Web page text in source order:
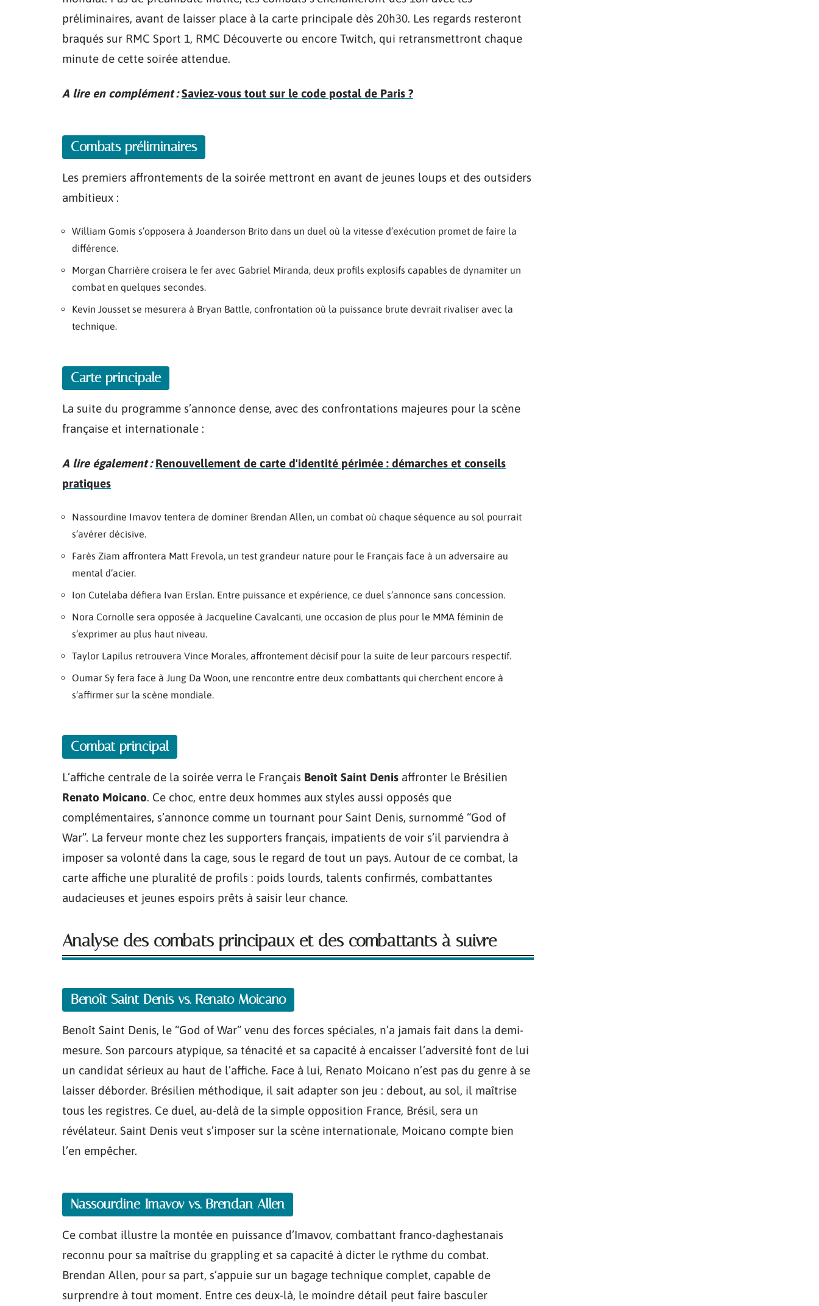
préliminaires, avant de laisser place à la carte principale dès 20h30. Les regards resteront
braqués sur RMC Sport 1, RMC Découverte ou encore Twitch, qui retransmettront chaque
minute de cette soirée attendue.
A lire en complément : Saviez-vous tout sur le code postal de Paris ?
Combats préliminaires
Les premiers affrontements de la soirée mettront en avant de jeunes loups et des outsiders
ambitieux :
William Gomis s’opposera à Joanderson Brito dans un duel où la vitesse d’exécution promet de faire la
différence.
Morgan Charrière croisera le fer avec Gabriel Miranda, deux profils explosifs capables de dynamiter un
combat en quelques secondes.
Kevin Jousset se mesurera à Bryan Battle, confrontation où la puissance brute devrait rivaliser avec la
technique.
Carte principale
La suite du programme s’annonce dense, avec des confrontations majeures pour la scène
française et internationale :
A lire également : Renouvellement de carte d'identité périmée : démarches et conseils
pratiques
Nassourdine Imavov tentera de dominer Brendan Allen, un combat où chaque séquence au sol pourrait
s’avérer décisive.
Farès Ziam affrontera Matt Frevola, un test grandeur nature pour le Français face à un adversaire au
mental d’acier.
Ion Cutelaba défiera Ivan Erslan. Entre puissance et expérience, ce duel s’annonce sans concession.
Nora Cornolle sera opposée à Jacqueline Cavalcanti, une occasion de plus pour le MMA féminin de
s’exprimer au plus haut niveau.
Taylor Lapilus retrouvera Vince Morales, affrontement décisif pour la suite de leur parcours respectif.
Oumar Sy fera face à Jung Da Woon, une rencontre entre deux combattants qui cherchent encore à
s’affirmer sur la scène mondiale.
Combat principal
L’affiche centrale de la soirée verra le Français Benoît Saint Denis affronter le Brésilien
Renato Moicano. Ce choc, entre deux hommes aux styles aussi opposés que
complémentaires, s’annonce comme un tournant pour Saint Denis, surnommé “God of
War”. La ferveur monte chez les supporters français, impatients de voir s’il parviendra à
imposer sa volonté dans la cage, sous le regard de tout un pays. Autour de ce combat, la
carte affiche une pluralité de profils : poids lourds, talents confirmés, combattantes
audacieuses et jeunes espoirs prêts à saisir leur chance.
Analyse des combats principaux et des combattants à suivre
Benoît Saint Denis vs. Renato Moicano
Benoît Saint Denis, le “God of War” venu des forces spéciales, n’a jamais fait dans la demi-
mesure. Son parcours atypique, sa ténacité et sa capacité à encaisser l’adversité font de lui
un candidat sérieux au haut de l’affiche. Face à lui, Renato Moicano n’est pas du genre à se
laisser déborder. Brésilien méthodique, il sait adapter son jeu : debout, au sol, il maîtrise
tous les registres. Ce duel, au-delà de la simple opposition France, Brésil, sera un
révélateur. Saint Denis veut s’imposer sur la scène internationale, Moicano compte bien
l’en empêcher.
Nassourdine Imavov vs. Brendan Allen
Ce combat illustre la montée en puissance d’Imavov, combattant franco-daghestanais
reconnu pour sa maîtrise du grappling et sa capacité à dicter le rythme du combat.
Brendan Allen, pour sa part, s’appuie sur un bagage technique complet, capable de
surprendre à tout moment. Entre ces deux-là, le moindre détail peut faire basculer